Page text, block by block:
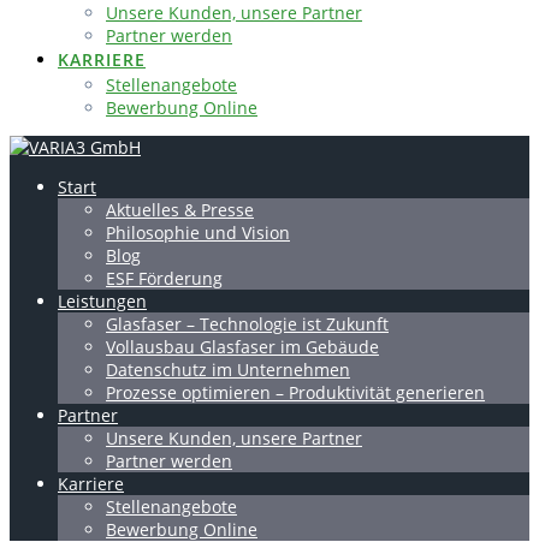
Unsere Kunden, unsere Partner
Partner werden
KARRIERE
Stellenangebote
Bewerbung Online
Start
Aktuelles & Presse
Philosophie und Vision
Blog
ESF Förderung
Leistungen
Glasfaser – Technologie ist Zukunft
Vollausbau Glasfaser im Gebäude
Datenschutz im Unternehmen
Prozesse optimieren – Produktivität generieren
Partner
Unsere Kunden, unsere Partner
Partner werden
Karriere
Stellenangebote
Bewerbung Online